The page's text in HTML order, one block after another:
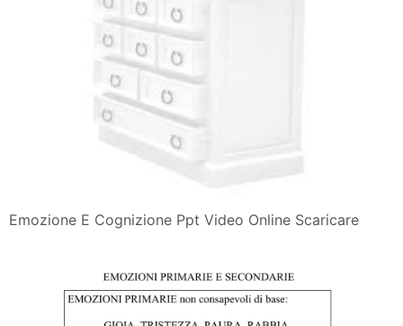
Emozione E Cognizione Ppt Video Online Scaricare